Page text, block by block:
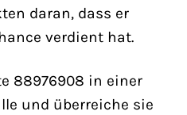
daran, dass er
verdient hat.
88976908 in einer
und überreiche sie